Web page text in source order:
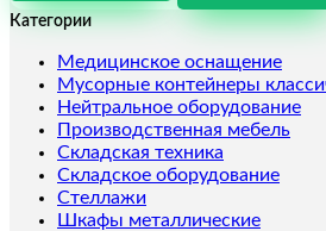
пожарного
и
двух
огнетушителей
ШП-
К-
О-03
НСБ
Категории
Медицинское оснащение
Мусорные контейнеры
Нейтральное оборудование
Производственная мебель
Складская техника
Складское оборудование
Стеллажи
Шкафы металлические